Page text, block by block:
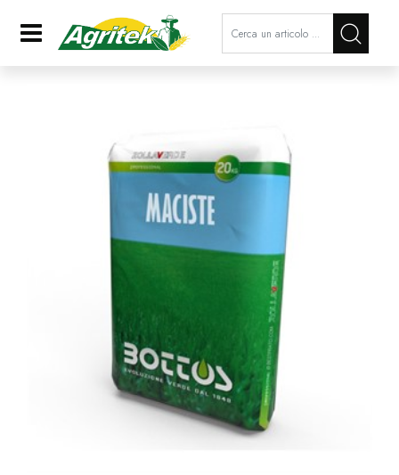
Open La modifica di un filtro